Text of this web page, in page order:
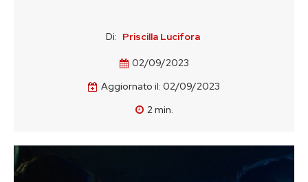
Di: Priscilla Lucifora
02/09/2023
Aggiornato il: 02/09/2023
2min.